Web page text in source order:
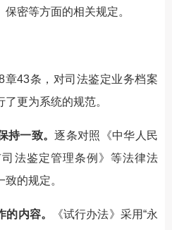
密等方面的相关规定。
43条，对司法鉴定业务档案
更为系统的规范。
持一致。逐条对照《中华人民
法鉴定管理条例》等法律法
的规定。
内容。
《试行办法》采用“永